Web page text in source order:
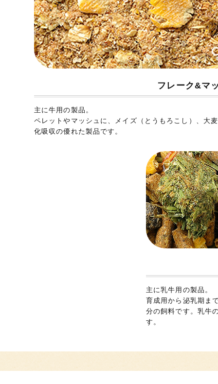
フレーク&マ
主に牛用の製品。
ペレットやマッシュに、メイズ（とうもろこし）、大
化吸収の優れた製品です。
主に乳牛用の製品。
育成用から泌乳期ま
分の飼料です。乳牛
す。